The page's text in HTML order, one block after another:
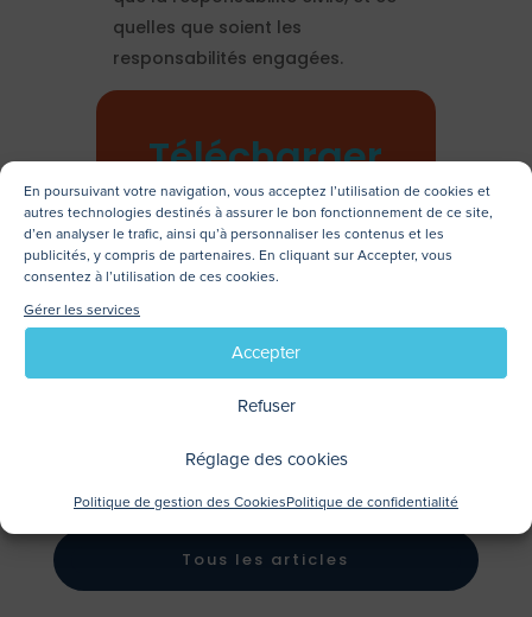
En poursuivant votre navigation, vous acceptez l’utilisation de cookies et
autres technologies destinés à assurer le bon fonctionnement de ce site,
d’en analyser le trafic, ainsi qu’à personnaliser les contenus et les
publicités, y compris de partenaires. En cliquant sur Accepter, vous
consentez à l’utilisation de ces cookies.
Gérer les services
Accepter
Refuser
Réglage des cookies
Politique de gestion des CookiesPolitique de confidentialité
quelles que soient les
responsabilités engagées.
Télécharger
au format
PDF
.pdf
Tous les articles